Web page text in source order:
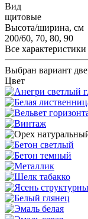
Вид
щитовые
Высота/ширина, см
200/60, 70, 80, 90
Все характеристики
Выбран вариант
Цвет